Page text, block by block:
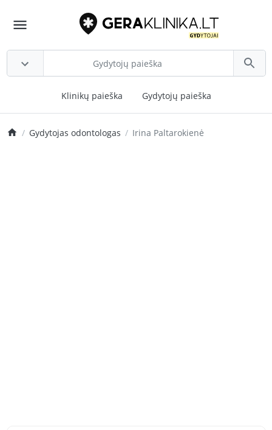
Klinikų paieška Gydytojų paieška
Gydytojas odontologas Irina Paltarokienė